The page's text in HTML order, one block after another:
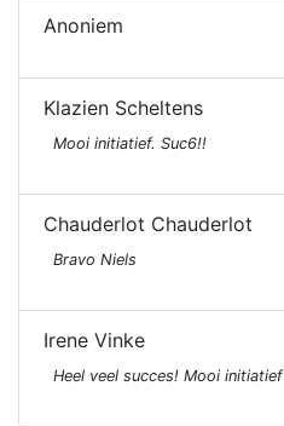
Anoniem
Klazien Scheltens
Mooi initiatief. Suc6!!
Chauderlot Chauderlot
Bravo Niels
Irene Vinke
Heel veel succes! Mooi initiatief